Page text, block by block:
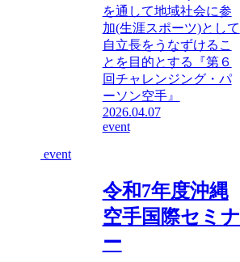
を通して地域社会に参
加(生涯スポーツ)として
自立長をうなずけるこ
とを目的とする『第６
回チャレンジング・パ
ーソン空手』
2026.04.07
event
event
令和7年度沖縄
空手国際セミナ
ー